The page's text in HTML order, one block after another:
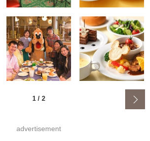
1 / 2
advertisement